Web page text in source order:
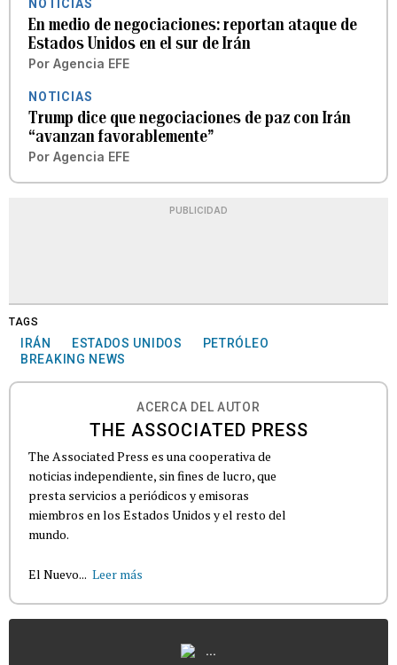
NOTICIAS
En medio de negociaciones: reportan ataque de
Estados Unidos en el sur de Irán
Por Agencia EFE
NOTICIAS
Trump dice que negociaciones de paz con Irán
“avanzan favorablemente”
Por Agencia EFE
PUBLICIDAD
TAGS
IRÁN ESTADOS UNIDOS
PETRÓLEO
BREAKING NEWS
ACERCA DEL AUTOR
THE ASSOCIATED PRESS
The Associated Press es una cooperativa de
noticias independiente, sin fines de lucro, que
presta servicios a periódicos y emisoras
miembros en los Estados Unidos y el resto del
mundo.
El Nuevo... Leer más
...